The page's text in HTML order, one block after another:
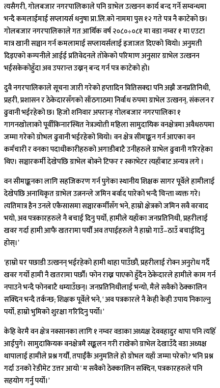
त्यसैगरी, गोलबजार नगरपालिकाले पनि ग्राभेल उत्खनन कार्य बन्द गर्ने सम्वन्धमा
भन्दै कमलाईमाई सप्लायर्स धनुषा प्रा.लि.को नाममा पुस १२ गते पत्र नै काटेको छ।
गोलबजार नगरपालिकाले गत आर्थिक वर्ष २०८०÷०८१ मा वडा नम्वर १ मा एउटा
मात्र खानी सञ्चान गर्न कमलामाई सप्लायर्सलाई इजाजत दिएको थियो। अनुमती
दिइएको कम्पनीले आईई प्रतिवेदनले तोकेको परिमाण अनुसार ग्राभेल उत्खनन
भईसकेकोहुँदा अव उपरान्त उख्नन् बन्द गर्न पत्र काटेको हो।
दुवै नगरपालिकाले सूचना जारी गरेको हप्तादिन वितिसक्दा पनि अझै जनप्रतिनिधी,
प्रहरी, प्रशासन र ठेकेदारसँगको साँठगाठमा निर्वाध रुपमा ग्राभेल उत्खनन्, संकलन र
ढुवानी भईरहेको छ। हिजो शनिवार अपरान्ह गोलबजार नगरपालिका १
गागनखोलाको पूर्वीकिनारस्थित नेत्रज्योती महिला सामुदायिक वनक्षेत्रमा अवैधरुपमा
जम्मा गरेको ग्रोभल ढुवानी भईरहेको थियो। वन क्षेत्र सीमाङ्कन गर्न आएका वन
कर्मचारी र वनका पदाधीकारीहरुको अगाडीबाटै उनीहरुले ग्राभेल ढुवानी गरिरहेका
थिए। सञ्चारकर्मी देखेपछि ग्राभेल बोक्ने टिफर र स्काभेटर त्यहाँबाट अन्यत्र लगे ।
वन सीमाङ्कनका लागि सहजिकरण गर्न पुगेका स्थानीय शिक्षक सागर पूर्वेले हामीलाई
देखेपछि अनाधिकृत ग्राभेल उत्ननन्ले जमिन बर्वाद पारेको भन्दै चिन्ता व्यक्त गरे।
त्यतिमात्र हैन उनले एकैसासमा सञ्चारकर्मीसँग भने, हाम्रो क्षेत्रको जमिन सवै वरवाद
भयो, अव पत्रकारहरुले नै बचाई दिनु पर्यो, हामीले यहाँका जनप्रतिनिधी, प्रहरीलाई
खवर गर्दा हामी आफै खतरामा पर्यौं अव तपाईहरुले नै हाम्रो गाउँ–ठाउँ बचाईदिनु
होस्।’
‘हाम्रो घर पछाडी उत्खनन् भईरहेको हामी थाहा पाउँछौं, प्रहरीलाई रोक्न अनुरोध गर्दै
खवर गर्यो हामी नै खतरामा पर्छौं। फोन राख्न पाएको हुँदैन ठेकेदारले हामीले काम गर्न
नपाउने भन्दै फोनबाटै धम्याउँछन्। जनप्रतिनिधीलाई भन्यो, मैले सवैको ठेक्कालिन
सक्दिन भन्दै तर्कन्छ; शिक्षक पूर्वेले भने, ‘ अव पत्रकारले नै केही केही उपाय निकाल्नु
पर्यो, हाम्रो भुमिको शुरक्षा गरिदिनु पर्यो।’
केहि वेरमै वन क्षेत्र नक्सानका लागि १ नम्वर वडाका अध्यक्ष देववहादुर थापा पनि त्यहिँ
आईपुगे। सामुदाकियक वनक्षेत्रमै सङ्कलन गरी राखेको ग्राभेल देखाउँदै वडा अध्यक्ष
थापालाई हामीले प्रश्न गर्यौं, तपाईंंकै अनुमतिले हो ग्रोभल यहाँ जम्मा परेको? भनि प्रश्न
गर्दा उनको रेडीमेट उत्तर आयो ‘ म सवैको ठेक्कालिन सक्दिन, पत्रकारहरुले पनि
सहयोग गर्नु पर्यो।’